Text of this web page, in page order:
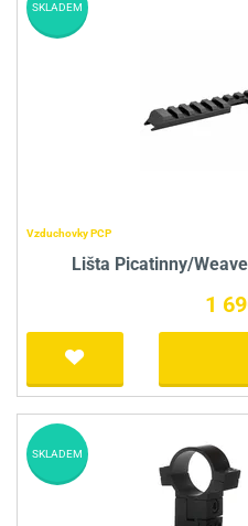
Vzduchovky PCP
Lišta Picatinny/
1
SKLADEM
SKLADEM